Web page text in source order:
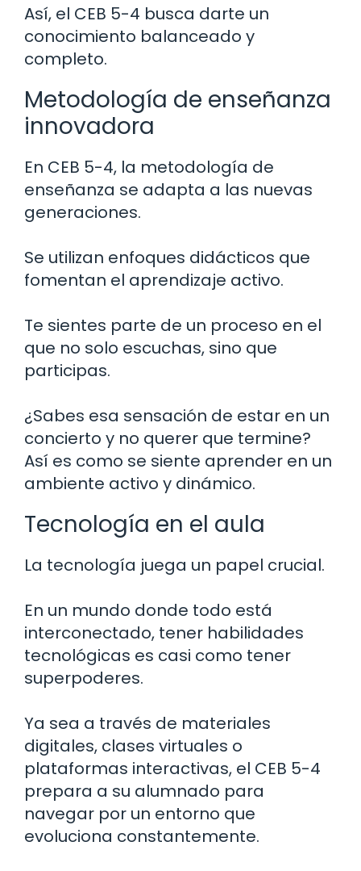
Así, el CEB 5-4 busca darte un
conocimiento balanceado y
completo.
Metodología de enseñanza
innovadora
En CEB 5-4, la metodología de
enseñanza se adapta a las nuevas
generaciones.
Se utilizan enfoques didácticos que
fomentan el aprendizaje activo.
Te sientes parte de un proceso en el
que no solo escuchas, sino que
participas.
¿Sabes esa sensación de estar en un
concierto y no querer que termine?
Así es como se siente aprender en un
ambiente activo y dinámico.
Tecnología en el aula
La tecnología juega un papel crucial.
En un mundo donde todo está
interconectado, tener habilidades
tecnológicas es casi como tener
superpoderes.
Ya sea a través de materiales
digitales, clases virtuales o
plataformas interactivas, el CEB 5-4
prepara a su alumnado para
navegar por un entorno que
evoluciona constantemente.